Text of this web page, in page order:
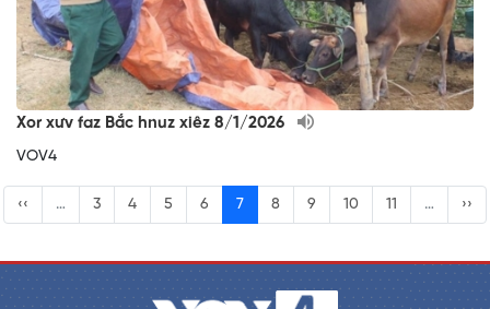
Xor xưv faz Bắc hnuz xiêz 8/1/2026
VOV4
‹‹ … 3 4 5 6 7 8 9 10 11 … ››